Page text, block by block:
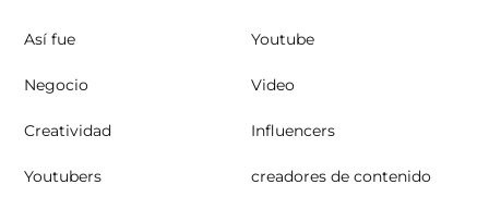
Así fue Youtube
Negocio Video
Creatividad Influencers
Youtubers creadores de contenido